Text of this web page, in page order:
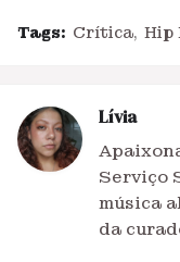
Tags: Crítica Hip
Lívia
Serviço
música
da